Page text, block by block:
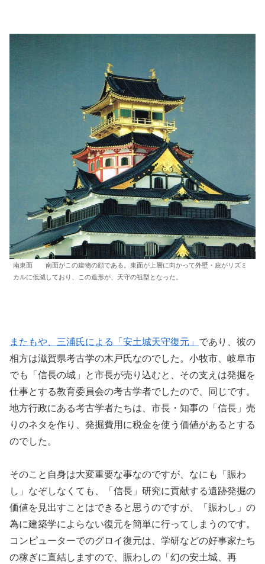
南東面 南面がこの建物の顔である。東面が上層に向かって外壁・庇がリズミ
カルに低減しており、この造形が、天守の祖型となった。
またもや、三浦氏による「安土城天守復元」 であり、彼の
相方は滋賀県考古学の木戸氏なのでした。小牧市、岐阜市
でも「信長の城」と市長が売り込むと、その支えは発掘を
仕事とする教育委員会の考古学者でしたので、同じです。
地方行政にある考古学者たちは、市長・知事の「信長」売
りのネタを作り、発掘費用に税金を使う価値があるとする
のでした。
そのこと自身は大変重要な事なのですが、なにも「賑わ
し」なぞしなくても、「信長」研究に貢献する遺跡発掘の
価値を見出すことはできると思うのですが、「賑わし」の
為に建築学によらない復元を簡単に行ってしまうのです。
コンピューターでのグロイ復元は、学研などの好事家たち
の稼ぎに直結しますので、賑わしの「幻の安土城、再